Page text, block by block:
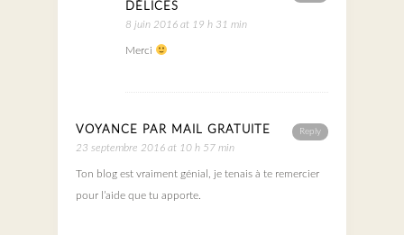
DÉLICES
8 juin 2016 at 19 h 31 min
Merci
Reply
VOYANCE PAR MAIL GRATUITE
23 septembre 2016 at 10 h 57 min
Ton blog est vraiment génial, je tenais à te remercier
pour l’aide que tu apporte.